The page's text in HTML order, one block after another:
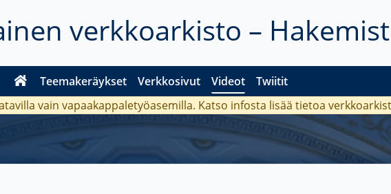
verkkoarkisto –
Teemakeräykset Verkkosivut Videot Twiitit
vain vapaakappaletyöasemilla. Katso infosta lisää tietoa